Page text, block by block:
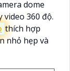
dome
360 độ.
thích hợp
nhỏ hẹp và